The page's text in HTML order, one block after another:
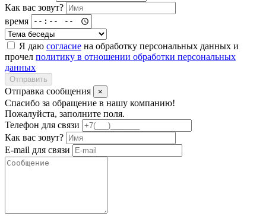
Как вас зовут?
время
Я даю согласие на обработку персональных данных и
прочел политику в отношении обработки персональных
данных
Отправить
Отправка сообщения ×
Спасибо за обращение в нашу компанию!
Пожалуйста, заполните поля.
Телефон для связи
Как вас зовут?
E-mail для связи